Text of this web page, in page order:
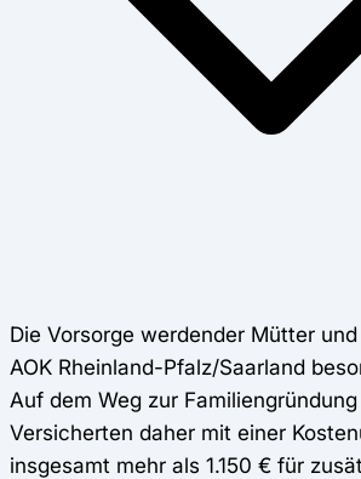
Die Vorsorge werdender Mütter
AOK Rheinland-Pfalz/Saarland
Auf dem Weg zur
Versicherten daher mit einer
insgesamt mehr als 1.150 € für